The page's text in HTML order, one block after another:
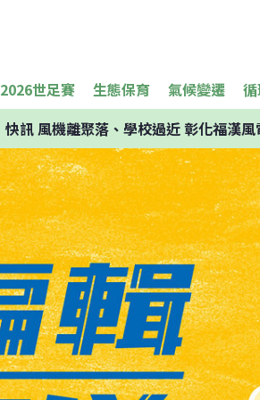
2026世足賽 生態保育 氣候變遷
快訊風機離聚落、學校過近 彰化福漢